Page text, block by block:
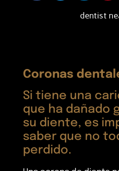
dentist
Coronas
Si tiene una
que ha dañado
su diente, es
saber que no
perdido.